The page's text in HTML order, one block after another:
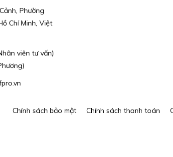
Phường
Chí Minh, Việt
viên tư vấn)
Chính sách bảo mật Chính sách thanh toán